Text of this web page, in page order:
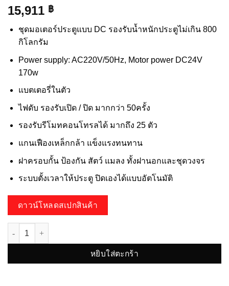
15,911 ฿
ชุดมอเตอร์ประตูแบบ DC รองรับน้ำหนักประตูไม่เกิน 800
กิโลกรัม
Power supply: AC220V/50Hz, Motor power DC24V
170w
แบตเตอรี่ในตัว
ไฟดับ รองรับเปิด / ปิด มากกว่า 50ครั้ง
รองรับรีโมทคอนโทรลได้ มากถึง 25 ตัว
แกนเฟืองเหล็กกล้า แข็งแรงทนทาน
ฝาครอบกั้น ป้องกัน สัตว์ แมลง ทั้งฝานอกและชุดวงจร
ระบบตั้งเวลาให้ประตู ปิดเองได้แบบอัตโนมัติ
ดาวน์โหลดสเปกสินค้า
จำนวน HV-800DCB รองรับน้ำหนักประตู 800 กิโลกรัม (มีแบตเตอรี่ส
หยิบใส่ตะกร้า